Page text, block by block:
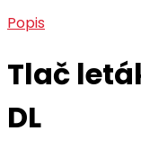
Popis
Tlač
DL